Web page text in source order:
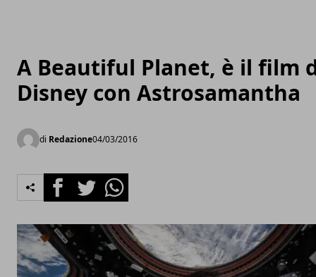
A Beautiful Planet, è il film
Disney con Astrosamantha
di Redazione04/03/2016
FacebookTwitterWhatsapp